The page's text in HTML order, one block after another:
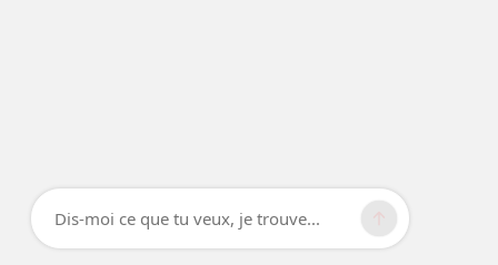
Dis-moi ce que tu veux, je trouve...